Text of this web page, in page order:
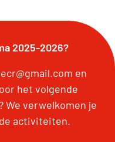
2025-2026?
en
het volgende
We verwelkomen je
activiteiten.